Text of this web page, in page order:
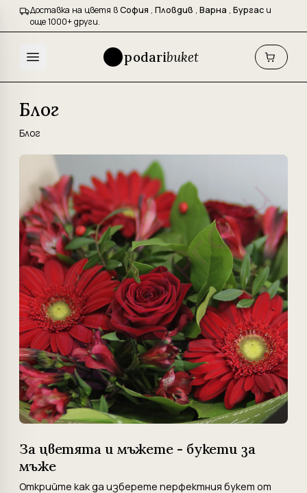
Доставка на цветя вСофия , Пловдив , Варна , Бургас и
още 1000+ други.
podaribuket
Блог
Блог
За цветята и мъжете - букети за
мъже
Открийте как да изберете перфектния букет от